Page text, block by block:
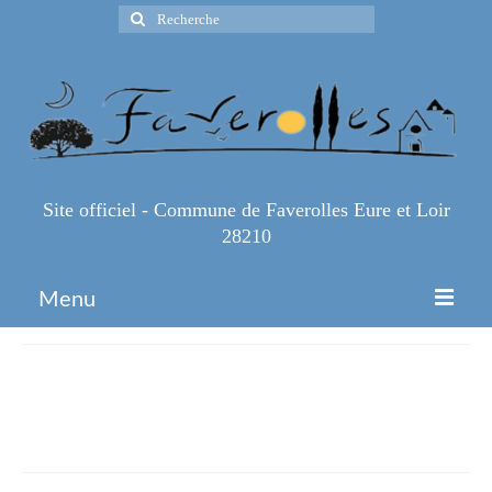
Rechercher
:
Site officiel - Commune de Faverolles Eure et Loir
28210
Menu